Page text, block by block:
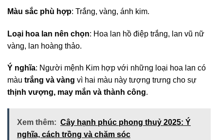
Màu sắc phù hợp: Trắng, vàng, ánh kim.
Loại hoa lan nên chọn: Hoa lan hồ điệp trắng, lan vũ nữ
vàng, lan hoàng thảo.
Ý nghĩa: Người mệnh Kim hợp với những loại hoa lan có
màu trắng và vàng vì hai màu này tượng trưng cho sự
thịnh vượng, may mắn và thành công.
Xem thêm: Cây hạnh phúc phong thuỷ 2025: Ý
nghĩa, cách trồng và chăm sóc